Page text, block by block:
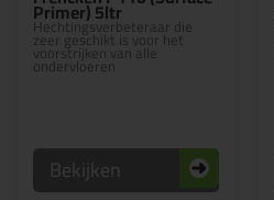
Primer) 5ltr
Hechtingsverbeteraar die
zeer geschikt is voor het
voorstrijken van alle
ondervloeren
Bekijken